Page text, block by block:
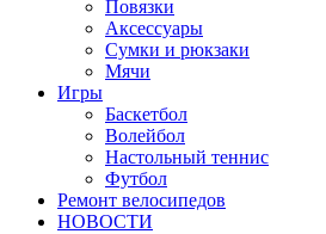
Повязки
Аксессуары
Сумки и рюкзаки
Мячи
Игры
Баскетбол
Волейбол
Настольный теннис
Футбол
Ремонт велосипедов
НОВОСТИ